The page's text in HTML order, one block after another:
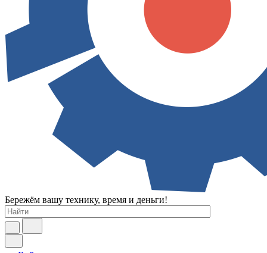
Бережём вашу технику, время и деньги!